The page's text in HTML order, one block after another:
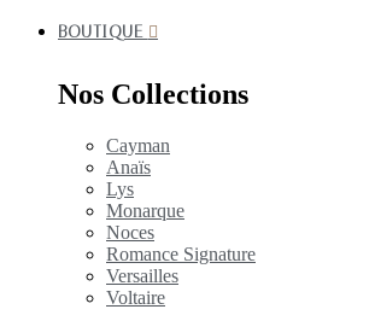
BOUTIQUE
Nos Collections
Cayman
Anaïs
Lys
Monarque
Noces
Romance Signature
Versailles
Voltaire